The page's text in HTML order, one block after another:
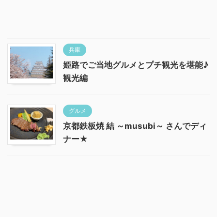
兵庫
姫路でご当地グルメとプチ観光を堪能♪
観光編
グルメ
京都鉄板焼 結 ～musubi～ さんでディ
ナー★